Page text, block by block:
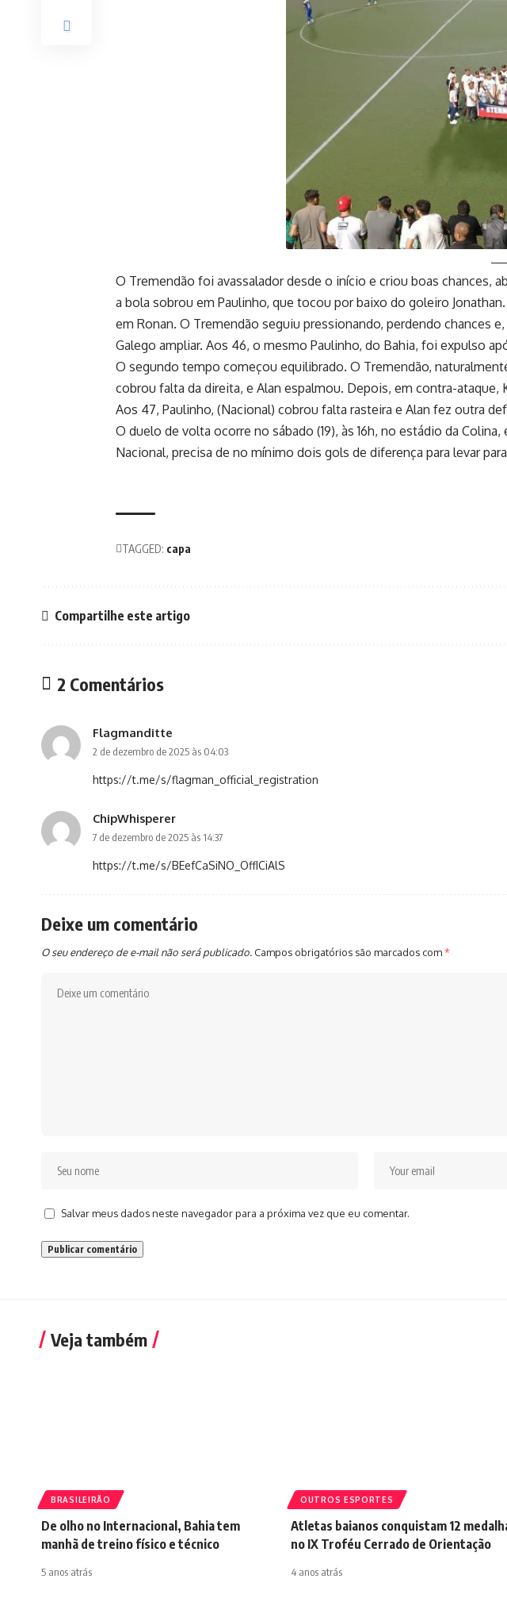
O Tremendão foi avassalador desde o início e criou boas chances,
a bola sobrou em Paulinho, que tocou por baixo do goleiro
em Ronan. O Tremendão seguiu pressionando, perdendo chances
Galego ampliar. Aos 46, o mesmo Paulinho, do Bahia, foi expulso
O segundo tempo começou equilibrado. O Tremendão,
cobrou falta da direita, e Alan espalmou. Depois, em contra-
Aos 47, Paulinho, (Nacional) cobrou falta rasteira e Alan fez outra
O duelo de volta ocorre no sábado (19), às 16h, no estádio da
Nacional, precisa de no mínimo dois gols de diferença para levar
TAGGED: capa
Compartilhe este artigo
2 Comentários
Flagmanditte
2 de dezembro de 2025 às 04:03
https://t.me/s/flagman_official_registration
ChipWhisperer
7 de dezembro de 2025 às 14:37
https://t.me/s/BEefCaSiNO_OffICiAlS
Deixe um comentário
O seu endereço de e-mail não será publicado. Campos obrigatórios são marcados com*
Salvar meus dados neste navegador para a próxima vez que eu comentar.
Veja também
BRASILEIRÃO
De olho no Internacional, Bahia tem
manhã de treino físico e técnico
5 anos atrás
OUTROS ESPORTES
Atletas baianos conquistam 12
no IX Troféu Cerrado de Orientação
4 anos atrás